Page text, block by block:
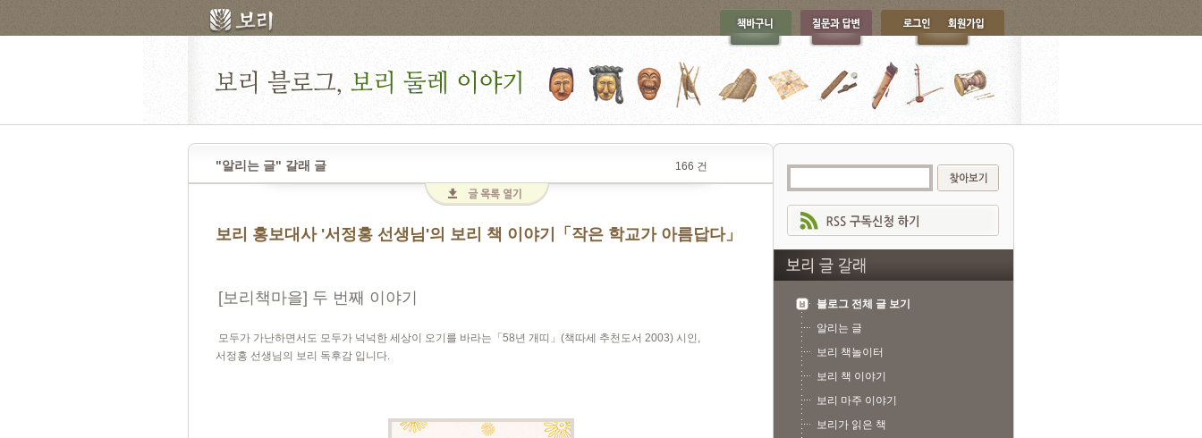
"알리는 글" 갈래 글 166 건
보리 홍보대사 '서정홍 선생님'의 보리 책 이야기「작은 학교가 아름답다」
[보리책마을] 두 번째 이야기
모두가 가난하면서도 모두가 넉넉한 세상이 오기를 바라는「58년 개띠」(책따세 추천도서 2003) 시인,
서정홍 선생님의 보리 독후감 입니다.
블로그 전체 글 보기
알리는 글
보리 책놀이터
보리 책 이야기
보리 마주 이야기
보리가 읽은 책